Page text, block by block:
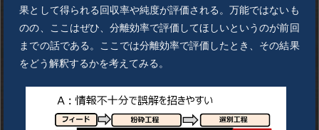
果として得られる回収率や純度が評価される。万能ではないも
のの、ここはぜひ、分離効率で評価してほしいというのが前回
までの話である。ここでは分離効率で評価したとき、その結果
をどう解釈するかを考えてみる。